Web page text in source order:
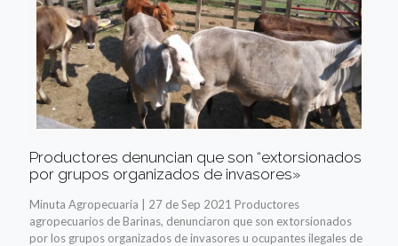
Productores denuncian que son “extorsionados
por grupos organizados de invasores»
Minuta Agropecuaria | 27 de Sep 2021 Productores
agropecuarios de Barinas, denunciaron que son extorsionados
por los grupos organizados de invasores u ocupantes ilegales de